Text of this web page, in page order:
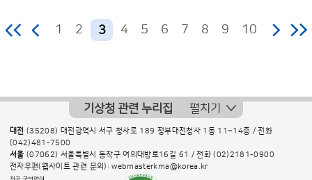
1 2 3 4 5 6 7 8 9 10
기상청 관련 누리집 펼치기
대전 (35208) 대전광역시 서구 청사로 189 정부대전청사 1동 11~14층 / 전화
(042)481-7500
서울 (07062) 서울특별시 동작구 여의대방로16길 61 / 전화(02)2181-0900
전자우편(웹사이트 관련 문의): webmasterkma@korea.kr